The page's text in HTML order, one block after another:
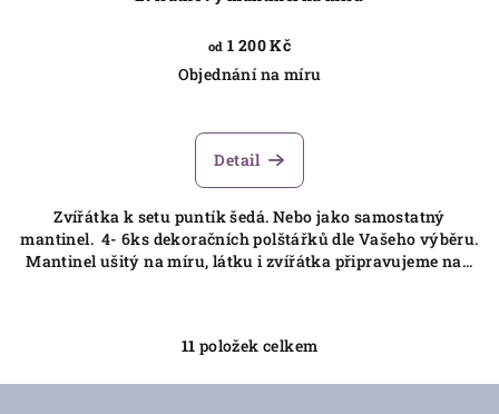
od 1 200 Kč
Objednání na míru
Detail
Zvířátka k setu puntík šedá. Nebo jako samostatný
mantinel. 4- 6ks dekoračních polštářků dle Vašeho výběru.
Mantinel ušitý na míru, látku i zvířátka připravujeme na...
O
v
11 položek celkem